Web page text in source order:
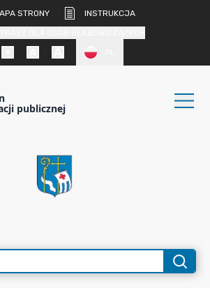
STRONY
INSTRUKCJA
publicznej